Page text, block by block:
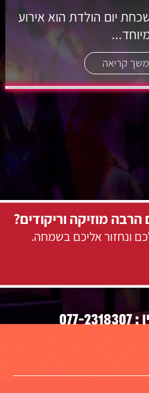
יום הולדת הוא אירוע
קריאה
מוזיקה וריקודים?
ונחזור אליכם בשמחה.
:
077-2318307